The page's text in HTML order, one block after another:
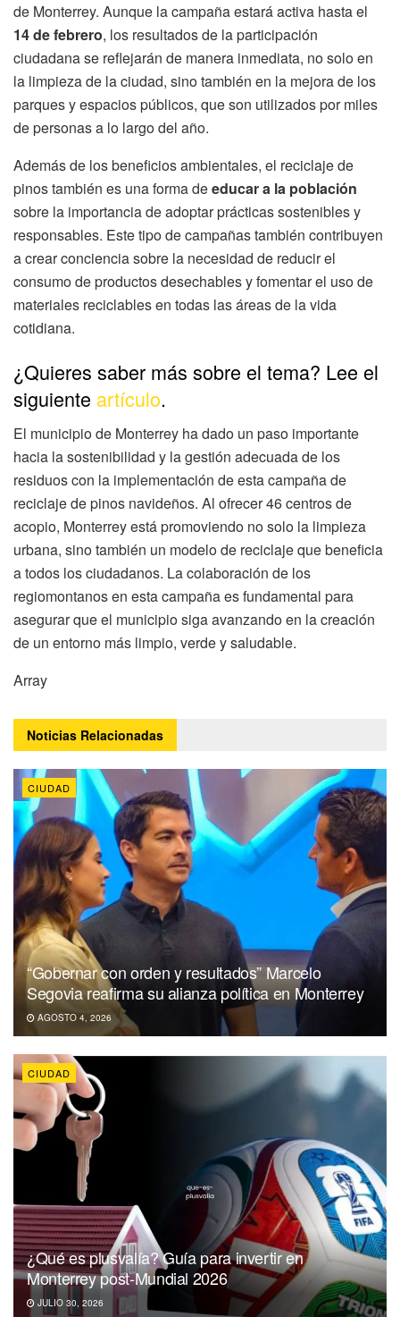
de Monterrey. Aunque la campaña estará activa hasta el
14 de febrero, los resultados de la participación
ciudadana se reflejarán de manera inmediata, no solo en
la limpieza de la ciudad, sino también en la mejora de los
parques y espacios públicos, que son utilizados por miles
de personas a lo largo del año.
Además de los beneficios ambientales, el reciclaje de
pinos también es una forma deeducar a la población
sobre la importancia de adoptar prácticas sostenibles y
responsables. Este tipo de campañas también contribuyen
a crear conciencia sobre la necesidad de reducir el
consumo de productos desechables y fomentar el uso de
materiales reciclables en todas las áreas de la vida
cotidiana.
¿Quieres saber más sobre el tema? Lee el
siguiente artículo.
El municipio de Monterrey ha dado un paso importante
hacia la sostenibilidad y la gestión adecuada de los
residuos con la implementación de esta campaña de
reciclaje de pinos navideños. Al ofrecer 46 centros de
acopio, Monterrey está promoviendo no solo la limpieza
urbana, sino también un modelo de reciclaje que beneficia
a todos los ciudadanos. La colaboración de los
regiomontanos en esta campaña es fundamental para
asegurar que el municipio siga avanzando en la creación
de un entorno más limpio, verde y saludable.
Array
Noticias Relacionadas
CIUDAD
“Gobernar con orden y resultados” Marcelo
Segovia reafirma su alianza política en Monterrey
AGOSTO 4, 2026
CIUDAD
¿Qué es plusvalía? Guía para invertir en
Monterrey post-Mundial 2026
JULIO 30, 2026